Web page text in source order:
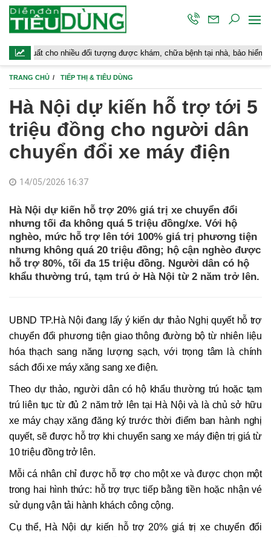
nhiều đối tượng được khám, chữa bệnh tại nhà, bảo hiểm y tế chi trả
TRANG CHỦ TIẾP THỊ & TIÊU DÙNG
Hà Nội dự kiến hỗ trợ tới 5
triệu đồng cho người dân
chuyển đổi xe máy điện
14/05/2026 16:37
Hà Nội dự kiến hỗ trợ 20% giá trị xe chuyển đổi
nhưng tối đa không quá 5 triệu đồng/xe. Với hộ
nghèo, mức hỗ trợ lên tới 100% giá trị phương tiện
nhưng không quá 20 triệu đồng; hộ cận nghèo được
hỗ trợ 80%, tối đa 15 triệu đồng. Người dân có hộ
khẩu thường trú, tạm trú ở Hà Nội từ 2 năm trở lên.
UBND TP.Hà Nội đang lấy ý kiến dự thảo Nghị quyết hỗ trợ
chuyển đổi phương tiện giao thông đường bộ từ nhiên liệu
hóa thạch sang năng lượng sạch, với trọng tâm là chính
sách đổi xe máy xăng sang xe điện.
Theo dự thảo, người dân có hộ khẩu thường trú hoặc tạm
trú liên tục từ đủ 2 năm trở lên tại Hà Nội và là chủ sở hữu
xe máy chạy xăng đăng ký trước thời điểm ban hành nghị
quyết, sẽ được hỗ trợ khi chuyển sang xe máy điện trị giá từ
10 triệu đồng trở lên.
Mỗi cá nhân chỉ được hỗ trợ cho một xe và được chọn một
trong hai hình thức: hỗ trợ trực tiếp bằng tiền hoặc nhận vé
sử dụng vận tải hành khách công cộng.
Cụ thể, Hà Nội dự kiến hỗ trợ 20% giá trị xe chuyển đổi